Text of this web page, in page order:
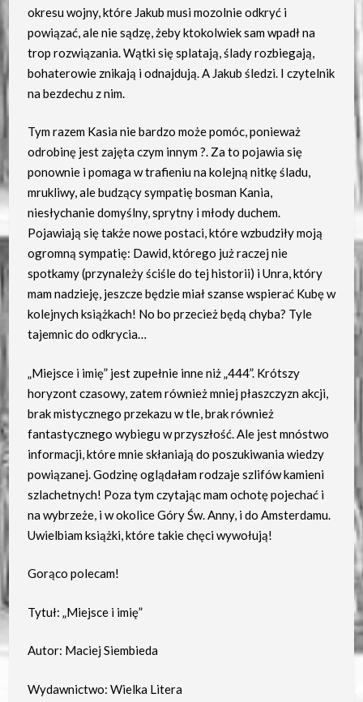
okresu wojny, które Jakub musi mozolnie odkryć i
powiązać, ale nie sądzę, żeby ktokolwiek sam wpadł na
trop rozwiązania. Wątki się splatają, ślady rozbiegają,
bohaterowie znikają i odnajdują. A Jakub śledzi. I czytelnik
na bezdechu z nim.
Tym razem Kasia nie bardzo może pomóc, ponieważ
odrobinę jest zajęta czym innym ?. Za to pojawia się
ponownie i pomaga w trafieniu na kolejną nitkę śladu,
mrukliwy, ale budzący sympatię bosman Kania,
niesłychanie domyślny, sprytny i młody duchem.
Pojawiają się także nowe postaci, które wzbudziły moją
ogromną sympatię: Dawid, którego już raczej nie
spotkamy (przynależy ściśle do tej historii) i Unra, który
mam nadzieję, jeszcze będzie miał szanse wspierać Kubę w
kolejnych książkach! No bo przecież będą chyba? Tyle
tajemnic do odkrycia…
„Miejsce i imię” jest zupełnie inne niż „444”. Krótszy
horyzont czasowy, zatem również mniej płaszczyzn akcji,
brak mistycznego przekazu w tle, brak również
fantastycznego wybiegu w przyszłość. Ale jest mnóstwo
informacji, które mnie skłaniają do poszukiwania wiedzy
powiązanej. Godzinę oglądałam rodzaje szlifów kamieni
szlachetnych! Poza tym czytając mam ochotę pojechać i
na wybrzeże, i w okolice Góry Św. Anny, i do Amsterdamu.
Uwielbiam książki, które takie chęci wywołują!
Gorąco polecam!
Tytuł: „Miejsce i imię”
Autor: Maciej Siembieda
Wydawnictwo: Wielka Litera